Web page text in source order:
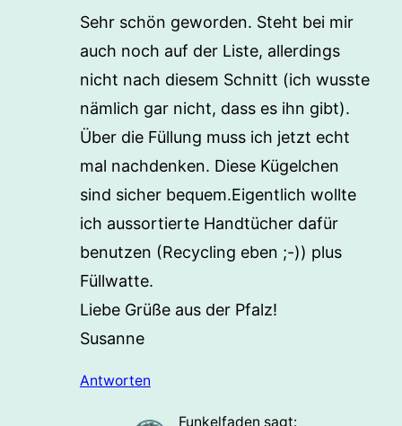
Sehr schön geworden. Steht bei mir
auch noch auf der Liste, allerdings
nicht nach diesem Schnitt (ich wusste
nämlich gar nicht, dass es ihn gibt).
Über die Füllung muss ich jetzt echt
mal nachdenken. Diese Kügelchen
sind sicher bequem.Eigentlich wollte
ich aussortierte Handtücher dafür
benutzen (Recycling eben ;-)) plus
Füllwatte.
Liebe Grüße aus der Pfalz!
Susanne
Antworten
Funkelfaden sagt: